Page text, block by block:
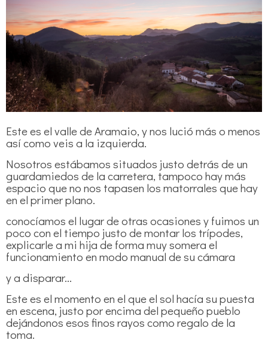
Este es el valle de Aramaio, y nos lució más o menos
así como veis a la izquierda.
Nosotros estábamos situados justo detrás de un
guardamiedos de la carretera, tampoco hay más
espacio que no nos tapasen los matorrales que hay
en el primer plano.
conocíamos el lugar de otras ocasiones y fuimos un
poco con el tiempo justo de montar los trípodes,
explicarle a mi hija de forma muy somera el
funcionamiento en modo manual de su cámara
y a disparar...
Este es el momento en el que el sol hacía su puesta
en escena, justo por encima del pequeño pueblo
dejándonos esos finos rayos como regalo de la
toma.